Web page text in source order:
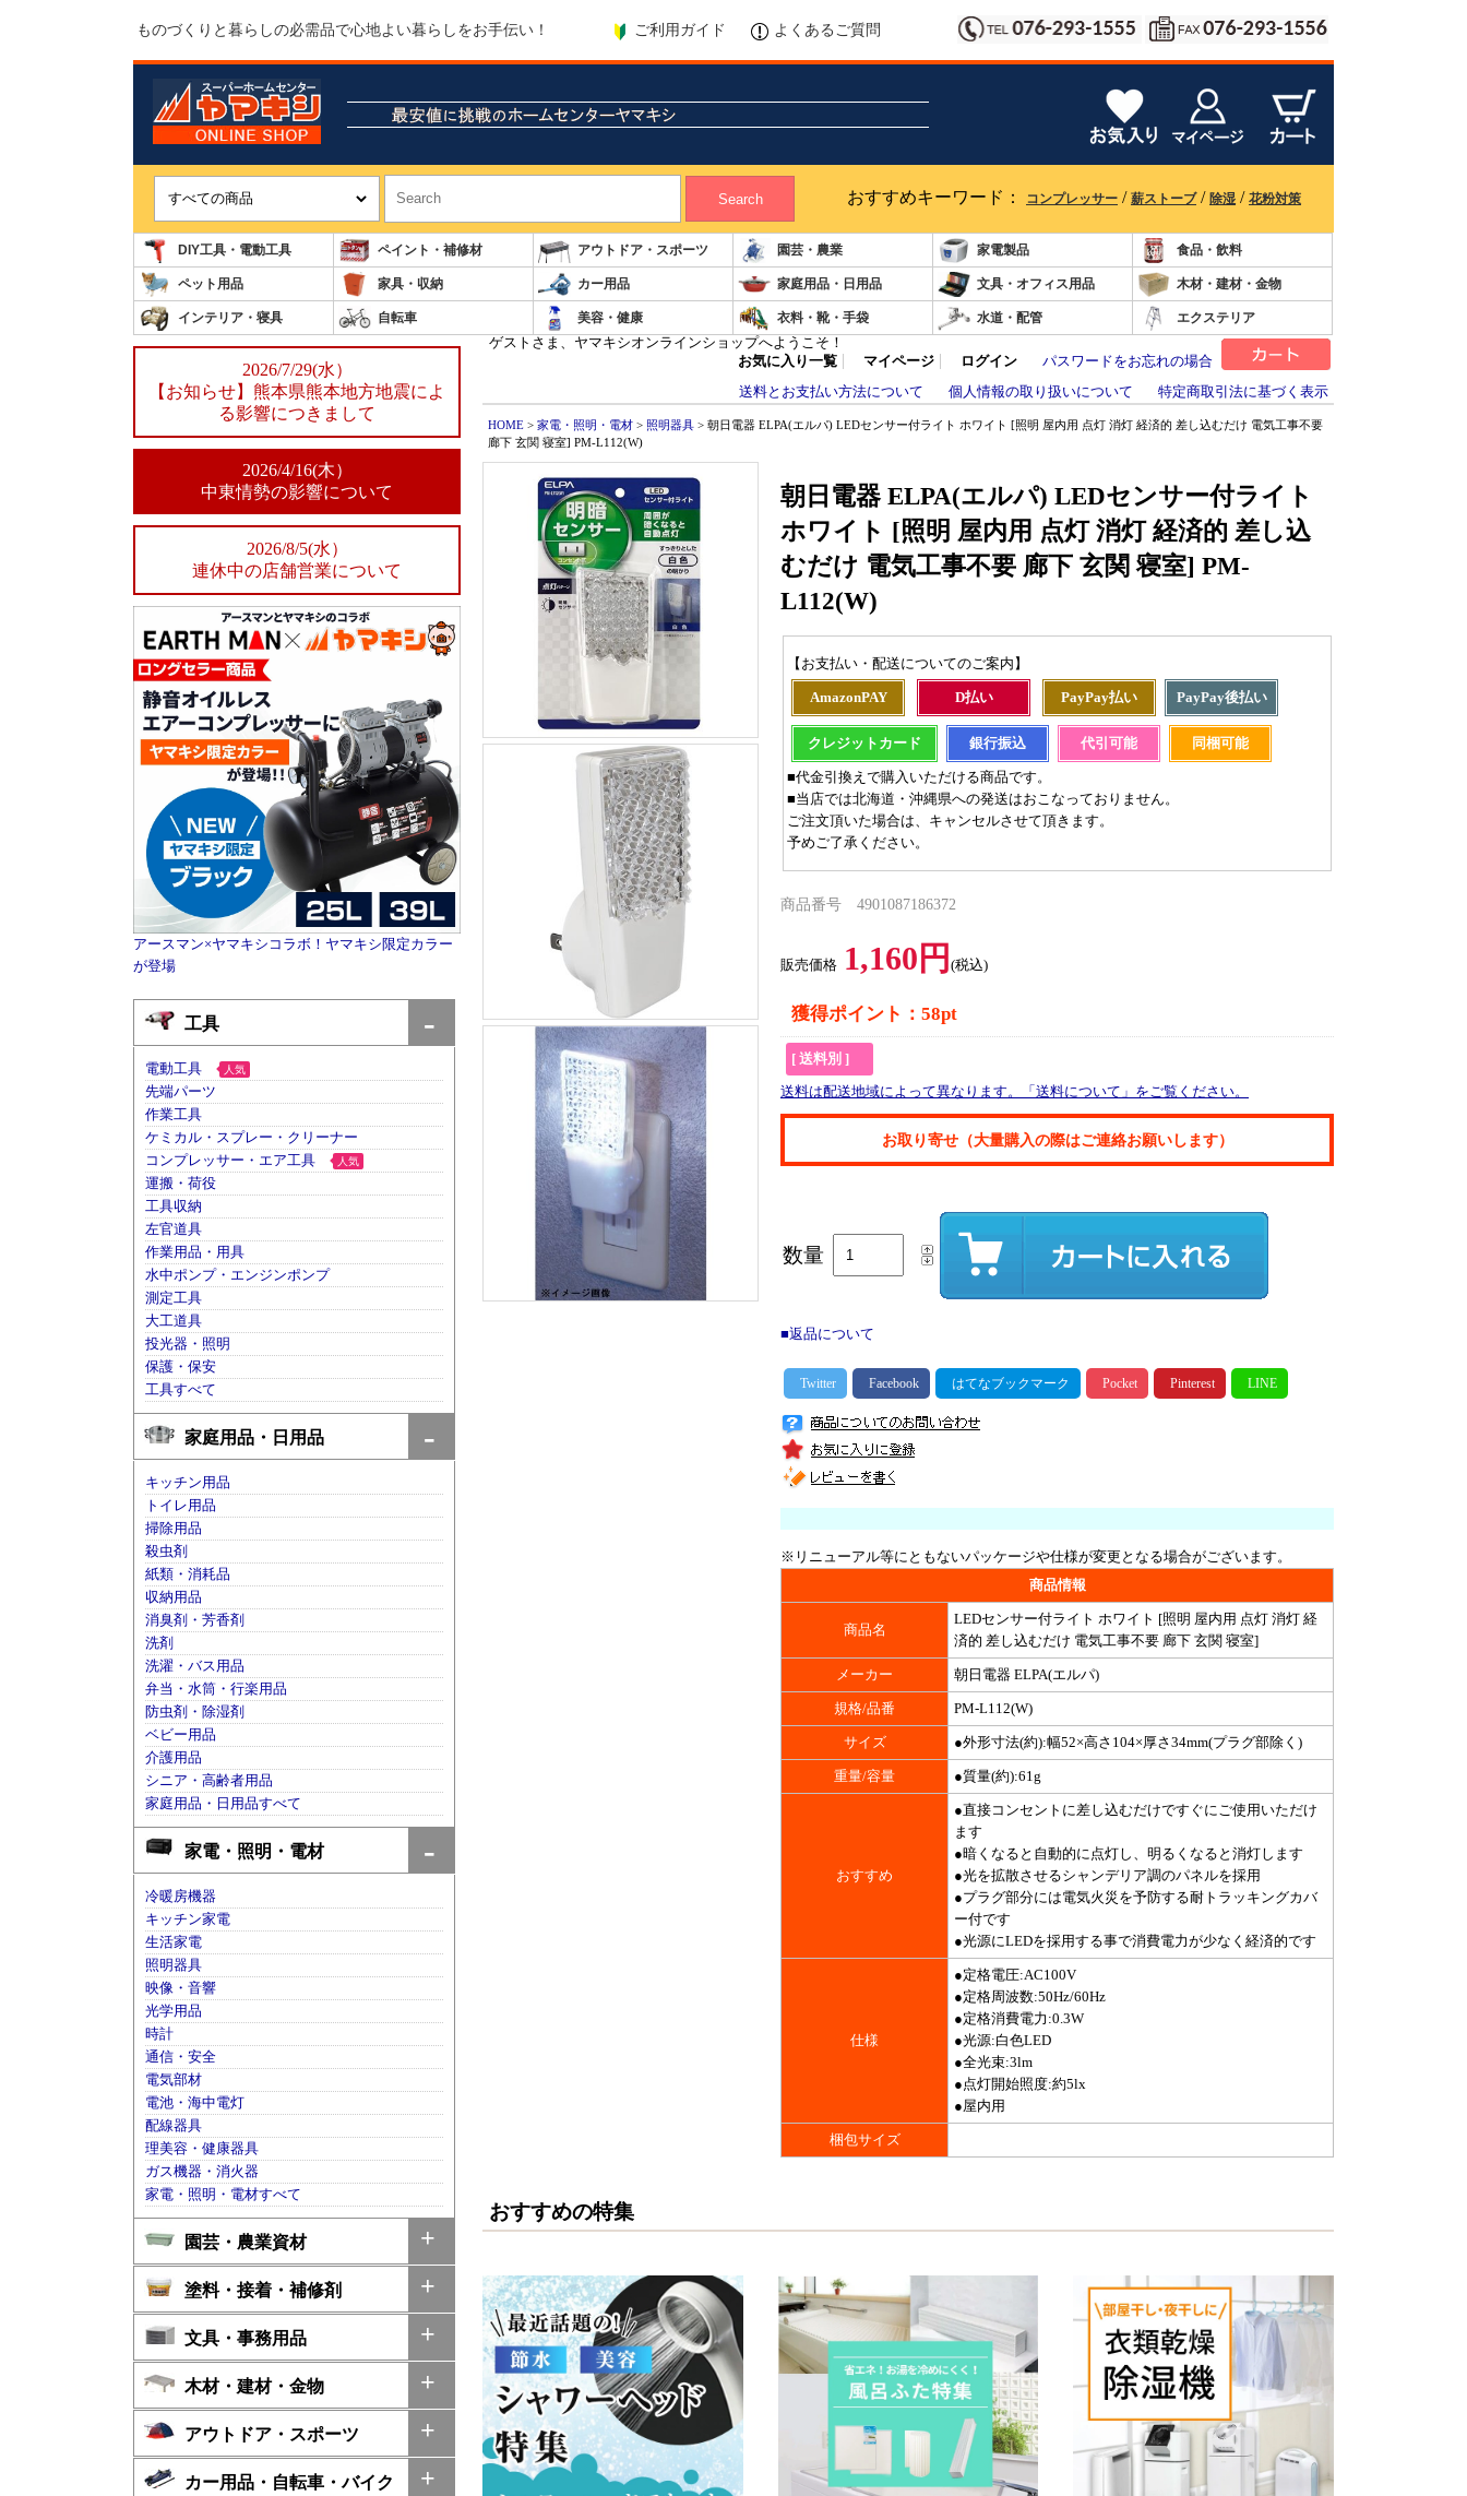
ものづくりと暮らしの必需品で心地よい暮らしをお手伝い！ ご利用ガイド よくあるご質問
Search おすすめキーワード： コンプレッサー / 薪ストーブ/ 除湿 / 花粉対策
DIY工具・電動工具 ペイント・補修材 アウトドア・スポーツ 園芸・農業 家電製品 食品・飲料
ペット用品 家具・収納 カー用品 家庭用品・日用品 文具・オフィス用品 木材・建材・金物
インテリア・寝具 自転車 美容・健康 衣料・靴・手袋 水道・配管 エクステリア
2026/7/29(水）
【お知らせ】熊本県熊本地方地震によ
る影響につきまして
2026/4/16(木）
中東情勢の影響について
2026/8/5(水）
連休中の店舗営業について
アースマン×ヤマキシコラボ！ヤマキシ限定カラー
が登場
工具
電動工具 人気
先端パーツ
作業工具
ケミカル・スプレー・クリーナー
コンプレッサー・エア工具
人気
運搬・荷役
工具収納
左官道具
作業用品・用具
水中ポンプ・エンジンポンプ
測定工具
大工道具
投光器・照明
保護・保安
工具すべて
家庭用品・日用品
キッチン用品
トイレ用品
掃除用品
殺虫剤
紙類・消耗品
収納用品
消臭剤・芳香剤
洗剤
洗濯・バス用品
弁当・水筒・行楽用品
防虫剤・除湿剤
ベビー用品
介護用品
シニア・高齢者用品
家庭用品・日用品すべて
家電・照明・電材
冷暖房機器
キッチン家電
生活家電
照明器具
映像・音響
光学用品
時計
通信・安全
電気部材
電池・海中電灯
配線器具
理美容・健康器具
ガス機器・消火器
家電・照明・電材すべて
園芸・農業資材
塗料・接着・補修剤
文具・事務用品
木材・建材・金物
アウトドア・スポーツ
カー用品・自転車・バイク
ゲストさま、ヤマキシオンラインショップへようこそ！
お気に入り一覧
マイページ ログイン
パスワードをお忘れの場合
送料とお支払い方法について
個人情報の取り扱いについて 特定商取引法に基づく表示
HOME > 家電・照明・電材 > 照明器具 > 朝日電器 ELPA(エルパ) LEDセンサー付ライト ホワイト [照明 屋内用 点灯 消灯 経済的 差し込むだけ 電気工事不要
廊下 玄関 寝室] PM-L112(W)
朝日電器 ELPA(エルパ) LEDセンサー付ライト
ホワイト [照明 屋内用 点灯 消灯 経済的 差し込
むだけ 電気工事不要 廊下 玄関 寝室] PM-
L112(W)
【お支払い・配送についてのご案内】
AmazonPAY D払い PayPay払い PayPay後払い
クレジットカード 銀行振込 代引可能 同梱可能
■代金引換えで購入いただける商品です。
■当店では北海道・沖縄県への発送はおこなっておりません。
ご注文頂いた場合は、キャンセルさせて頂きます。
予めご了承ください。
商品番号 4901087186372
販売価格 1,160円(税込)
獲得ポイント：58pt
[ 送料別 ]
送料は配送地域によって異なります。「送料について」をご覧ください。
お取り寄せ（大量購入の際はご連絡お願いします）
数量
■返品について
※リニューアル等にともないパッケージや仕様が変更となる場合がございます。
商品情報
商品名
LEDセンサー付ライト ホワイト [照明 屋内用 点灯 消灯 経
済的 差し込むだけ 電気工事不要 廊下 玄関 寝室]
メーカー 朝日電器 ELPA(エルパ)
規格/品番 PM-L112(W)
サイズ ●外形寸法(約):幅52×高さ104×厚さ34mm(プラグ部除く)
重量/容量 ●質量(約):61g
おすすめ
●直接コンセントに差し込むだけですぐにご使用いただけ
ます
●暗くなると自動的に点灯し、明るくなると消灯します
●光を拡散させるシャンデリア調のパネルを採用
●プラグ部分には電気火災を予防する耐トラッキングカバ
ー付です
●光源にLEDを採用する事で消費電力が少なく経済的です
仕様
●定格電圧:AC100V
●定格周波数:50Hz/60Hz
●定格消費電力:0.3W
●光源:白色LED
●全光束:3lm
●点灯開始照度:約5lx
●屋内用
梱包サイズ
おすすめの特集